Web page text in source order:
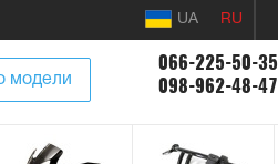
UA RU
модели
066-225-50-35
098-962-48-47